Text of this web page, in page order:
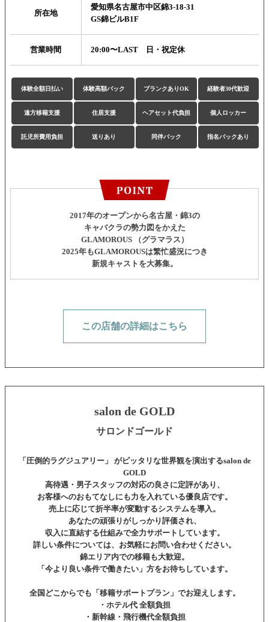
所在地
愛知県名古屋市中区錦3-18-31
GS錦ビルB1F
営業時間 20:00〜LAST 日・祝定休
体験全額日払い 体験高額バック ブランクありOK 経験者30代歓迎
遠方移籍支援 住居支援 ヘアセット代負担 個人ロッカー
託児所費用負担 送りあり 同伴バック 指名バックあり
2017年のオープンから名古屋・錦3の
キャバクラの勢力図をかえた
GLAMOROUS （グラマラス）
2025年もGLAMOROUSは繁忙盛況につき
新規キャストを大募集。
この店舗の詳細はこちら
salon de GOLD
サロンドゴールド
「圧倒的ラグジュアリー」 がピッタリな世界観を演出するsalon de
GOLD
高待遇・男子スタッフの対応の良さに定評があり、
お客様へのおもてなしにも力を入れている優良店です。
売上に応じて折半率が変動するシステムを導入。
あなたの頑張りがしっかり評価され、
収入に直結する仕組みで全力サポートしています。
詳しい条件については、お気軽にお問い合わせください。
錦エリア内での移籍も大歓迎。
「今より良い条件で働きたい」方をお待ちしています。
全国どこからでも「移籍サポートプラン」でお迎えします。
・ホテル代 全額負担
・新幹線・飛行機代全額負担